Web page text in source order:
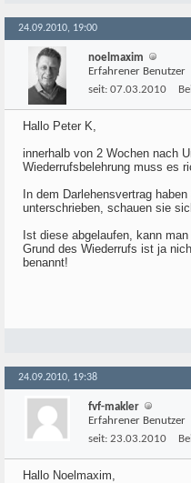
24.09.2010, 19:00
noelmaxim
Erfahrener Benutzer
seit: 07.03.2010
Hallo Peter K,
innerhalb von 2 Wochen nach
Wiederrufsbelehrung muss es
In dem Darlehensvertrag
unterschrieben, schauen sie
Ist diese abgelaufen, kann
Grund des Wiederrufs ist ja
benannt!
24.09.2010, 19:38
fvf-makler
Erfahrener Benutzer
seit: 23.03.2010
Hallo Noelmaxim,